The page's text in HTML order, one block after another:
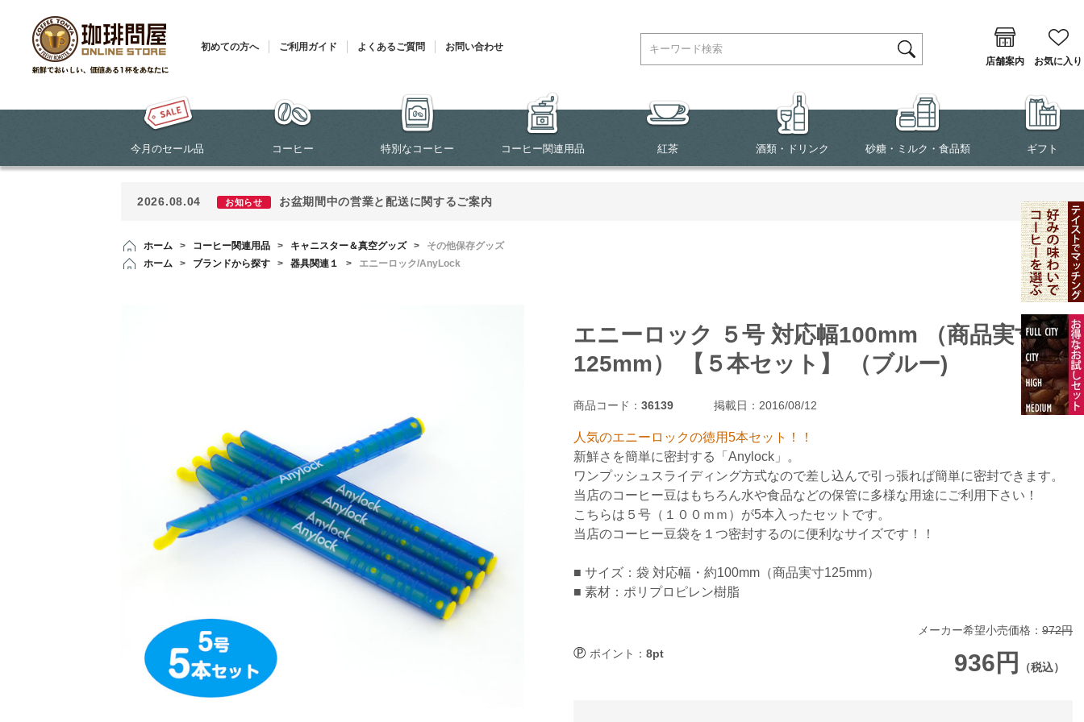
初めての方へ ご利用ガイド よくあるご質問
お問い合わせ
店舗案内
お気に入り
今月のセール品 コーヒー 特別なコーヒー コーヒー関連用品 紅茶 酒類・ドリンク 砂糖・ミルク・食品類 ギフト
2026.08.04 お知らせ お盆期間中の営業と配送に関するご案内
ホーム > コーヒー関連用品 > キャニスター＆真空グッズ >
その他保存グッズ
ホーム
> ブランドから探す > 器具関連１ > エニーロック/AnyLock
エニーロック ５号 対応幅100mm （商品実寸
125mm） 【５本セット】 （ブルー)
商品コード：36139 掲載日：2016/08/12
人気のエニーロックの徳用5本セット！！
新鮮さを簡単に密封する「Anylock」。
ワンプッシュスライディング方式なので差し込んで引っ張れば簡単に密封できます。
当店のコーヒー豆はもちろん水や食品などの保管に多様な用途にご利用下さい！
こちらは５号（１００ｍｍ）が5本入ったセットです。
当店のコーヒー豆袋を１つ密封するのに便利なサイズです！！
■ サイズ：袋 対応幅・約100mm（商品実寸125mm）
■ 素材：ポリプロピレン樹脂
ポイント：8pt
メーカー希望小売価格： 972円
936円 （税込）